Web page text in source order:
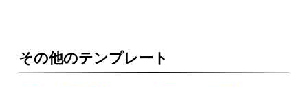
その他のテンプレート